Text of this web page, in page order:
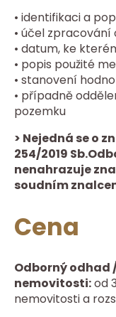
• identifikaci a
• účel zpracování
• datum, ke
• popis použité
• stanovení
• případně
pozemku
> Nejedná se o
254/2019
nenahrazuje
soudním
Cena
Odborný odhad
nemovitosti:od
nemovitosti a